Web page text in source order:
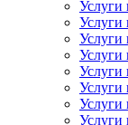
Услуги
Услуги
Услуги
Услуги
Услуги
Услуги
Услуги
Услуги